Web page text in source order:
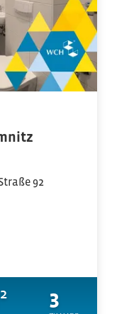
92
3